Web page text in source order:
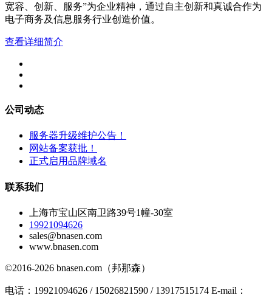
宽容、创新、服务”为企业精神，通过自主创新和真诚合作为
电子商务及信息服务行业创造价值。
查看详细简介
公司动态
服务器升级维护公告！
网站备案获批！
正式启用品牌域名
联系我们
上海市宝山区南卫路39号1幢-30室
19921094626
sales@bnasen.com
www.bnasen.com
©2016-2026 bnasen.com（邦那森）
电话：19921094626 / 15026821590 / 13917515174 E-mail：